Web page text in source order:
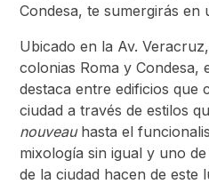
Condesa, te sumergirás en
Ubicado en la Av.
colonias Roma y Condesa,
destaca entre edificios que
ciudad a través de estilos
nouveauhasta el
mixología sin igual y uno
de la ciudad hacen de este